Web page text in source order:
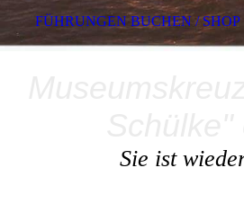
Sie ist
FÜHRUNGEN BUCHEN / SHOP